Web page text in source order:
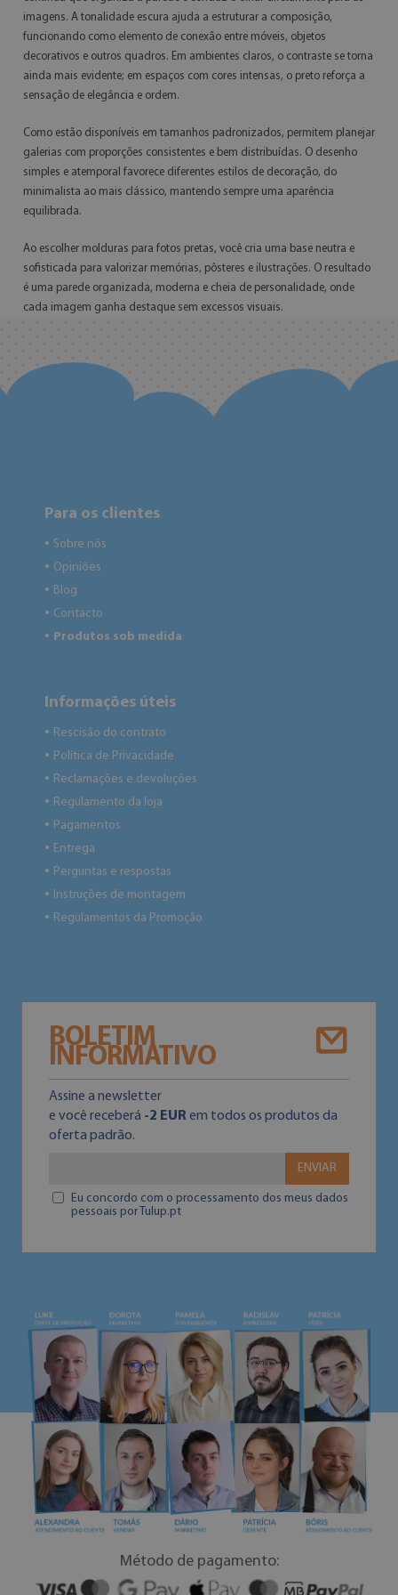
imagens. A tonalidade escura ajuda a estruturar a composição,
funcionando como elemento de conexão entre móveis, objetos
decorativos e outros quadros. Em ambientes claros, o contraste se torna
ainda mais evidente; em espaços com cores intensas, o preto reforça a
sensação de elegância e ordem.
Como estão disponíveis em tamanhos padronizados, permitem planejar
galerias com proporções consistentes e bem distribuídas. O desenho
simples e atemporal favorece diferentes estilos de decoração, do
minimalista ao mais clássico, mantendo sempre uma aparência
equilibrada.
Ao escolher molduras para fotos pretas, você cria uma base neutra e
sofisticada para valorizar memórias, pôsteres e ilustrações. O resultado
é uma parede organizada, moderna e cheia de personalidade, onde
cada imagem ganha destaque sem excessos visuais.
Para os clientes
● Sobre nós
● Opiniões
● Blog
● Contacto
● Produtos sob medida
Informações úteis
● Rescisão do contrato
● Política de Privacidade
● Reclamações e devoluções
● Regulamento da loja
● Pagamentos
● Entrega
● Perguntas e respostas
● Instruções de montagem
● Regulamentos da Promoção
BOLETIM
INFORMATIVO
Assine a newsletter
e você receberá -2 EUR em todos os produtos da
oferta padrão.
ENVIAR
Eu concordo com o processamento dos meus dados
pessoais por Tulup.pt
Método de pagamento: